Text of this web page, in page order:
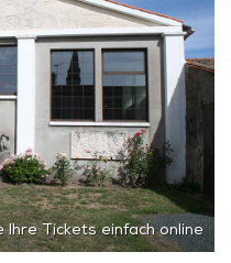
Ihre Tickets einfach online